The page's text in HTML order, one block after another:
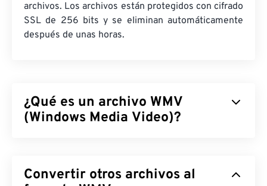
archivos. Los archivos están protegidos con cifrado
SSL de 256 bits y se eliminan automáticamente
después de unas horas.
¿Qué es un archivo WMV
(Windows Media Video)?
Comprime el tamaño del archivo con un
, lo
Convertir otros archivos al